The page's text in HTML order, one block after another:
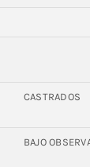
CASTRADOS
BAJO